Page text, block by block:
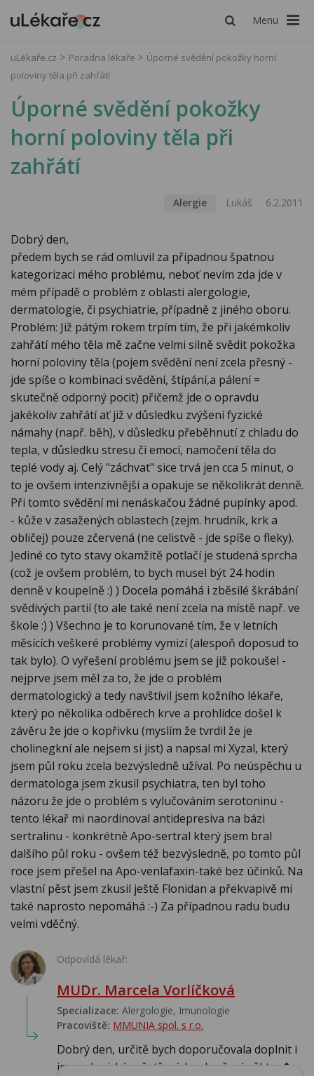
Menu
uLékaře.cz Poradna lékaře
Úporné svědění pokožky horní
poloviny těla při zahřátí
Úporné svědění pokožky
horní poloviny těla při
zahřátí
Alergie Lukáš 6.2.2011
Dobrý den,
předem bych se rád omluvil za případnou špatnou
kategorizaci mého problému, neboť nevím zda jde v
mém případě o problém z oblasti alergologie,
dermatologie, či psychiatrie, případně z jiného oboru.
Problém: Již pátým rokem trpím tím, že při jakémkoliv
zahřátí mého těla mě začne velmi silně svědit pokožka
horní poloviny těla (pojem svědění není zcela přesný -
jde spíše o kombinaci svědění, štípání,a pálení =
skutečně odporný pocit) přičemž jde o opravdu
jakékoliv zahřátí ať již v důsledku zvýšení fyzické
námahy (např. běh), v důsledku přeběhnutí z chladu do
tepla, v důsledku stresu či emocí, namočení těla do
teplé vody aj. Celý "záchvat" sice trvá jen cca 5 minut, o
to je ovšem intenzivnější a opakuje se několikrát denně.
Při tomto svědění mi nenáskačou žádné pupínky apod.
- kůže v zasažených oblastech (zejm. hrudník, krk a
obličej) pouze zčervená (ne celistvě - jde spíše o fleky).
Jediné co tyto stavy okamžitě potlačí je studená sprcha
(což je ovšem problém, to bych musel být 24 hodin
denně v koupelně :) ) Docela pomáhá i zběsilé škrábání
svědivých partií (to ale také není zcela na místě např. ve
škole :) ) Všechno je to korunované tím, že v letních
měsících veškeré problémy vymizí (alespoň doposud to
tak bylo). O vyřešení problému jsem se již pokoušel -
nejprve jsem měl za to, že jde o problém
dermatologický a tedy navštívil jsem kožního lékaře,
který po několika odběrech krve a prohlídce došel k
závěru že jde o kopřivku (myslím že tvrdil že je
cholinegkní ale nejsem si jist) a napsal mi Xyzal, který
jsem půl roku zcela bezvýsledně užíval. Po neúspěchu u
dermatologa jsem zkusil psychiatra, ten byl toho
názoru že jde o problém s vylučováním serotoninu -
tento lékař mi naordinoval antidepresiva na bázi
sertralinu - konkrétně Apo-sertral který jsem bral
dalšího půl roku - ovšem též bezvýsledně, po tomto půl
roce jsem přešel na Apo-venlafaxin-také bez účinků. Na
vlastní pěst jsem zkusil ještě Flonidan a překvapivě mi
také naprosto nepomáhá :-) Za případnou radu budu
velmi vděčný.
Odpovídá lékař:
MUDr. Marcela Vorlíčková
Specializace: Alergologie‎, Imunologie‎
Pracoviště: MMUNIA spol. s r.o.
Dobrý den, určitě bych doporučovala doplnit i
imunologické vyšetření, k vyloučení někter�...